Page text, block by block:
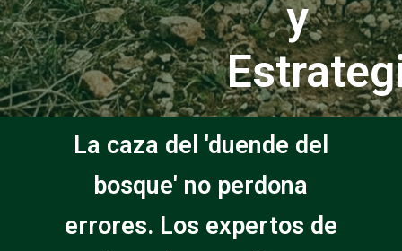
y
La caza del 'duende del
bosque' no perdona
errores. Los expertos de